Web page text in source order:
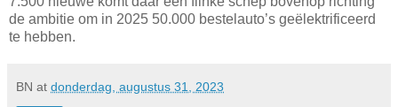
de ambitie om in 2025 50.000 bestelauto’s geëlektrificeerd
te hebben.
BN at donderdag, augustus 31, 2023